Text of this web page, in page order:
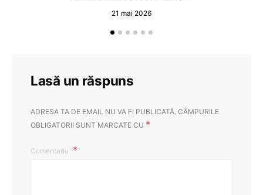
21 mai 2026
Lasă un răspuns
ADRESA TA DE EMAIL NU VA FI PUBLICATĂ. CÂMPURILE
OBLIGATORII SUNT MARCATE CU *
Comentariu